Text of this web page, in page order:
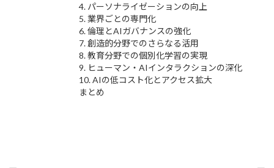
4. パーソナライゼーションの向上
5. 業界ごとの専門化
6. 倫理とAIガバナンスの強化
7. 創造的分野でのさらなる活用
8. 教育分野での個別化学習の実現
9. ヒューマン・AIインタラクションの深化
10. AIの低コスト化とアクセス拡大
まとめ